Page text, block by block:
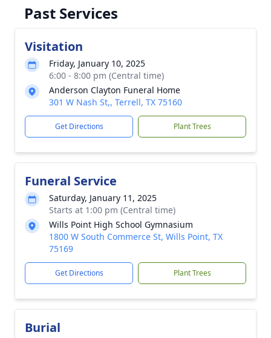
Past Services
Visitation
Friday, January 10, 2025
6:00 - 8:00 pm (Central time)
Anderson Clayton Funeral Home
301 W Nash St,, Terrell, TX 75160
Get Directions Plant Trees
Funeral Service
Saturday, January 11, 2025
Starts at 1:00 pm (Central time)
Wills Point High School Gymnasium
1800 W South Commerce St, Wills Point, TX
75169
Get Directions Plant Trees
Burial